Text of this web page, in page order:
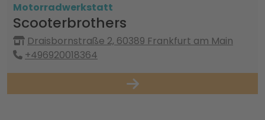
Motorradwerkstatt
Scooterbrothers
Draisbornstraße 2, 60389 Frankfurt am Main
+496920018364